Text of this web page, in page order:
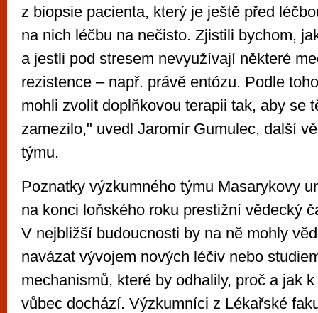
z biopsie pacienta, který je ještě před
na nich léčbu na nečisto. Zjistili bychom,
a jestli pod stresem nevyužívají některé
rezistence – např. právě entózu. Podle
mohli zvolit doplňkovou terapii tak, aby se
zamezilo," uvedl Jaromír Gumulec, další
týmu.
Poznatky výzkumného týmu Masarykovy
na konci loňského roku prestižní vědecký
V nejbližší budoucnosti by na ně mohly
navázat vývojem nových léčiv nebo
mechanismů, které by odhalily, proč a jak
vůbec dochází. Výzkumníci z Lékařské